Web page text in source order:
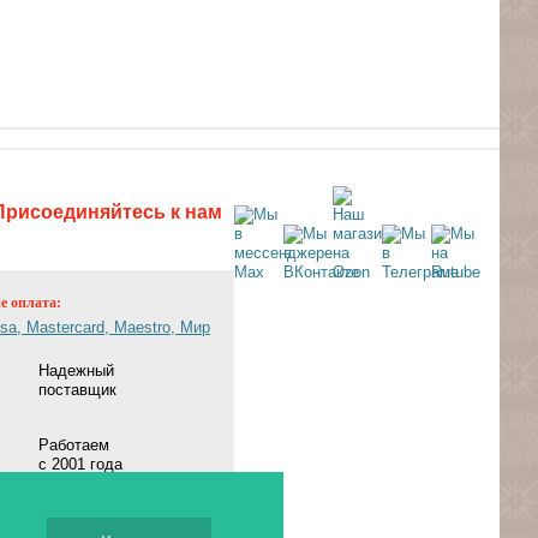
к нам
оплата:
Надежный
поставщик
Работаем
с 2001 года